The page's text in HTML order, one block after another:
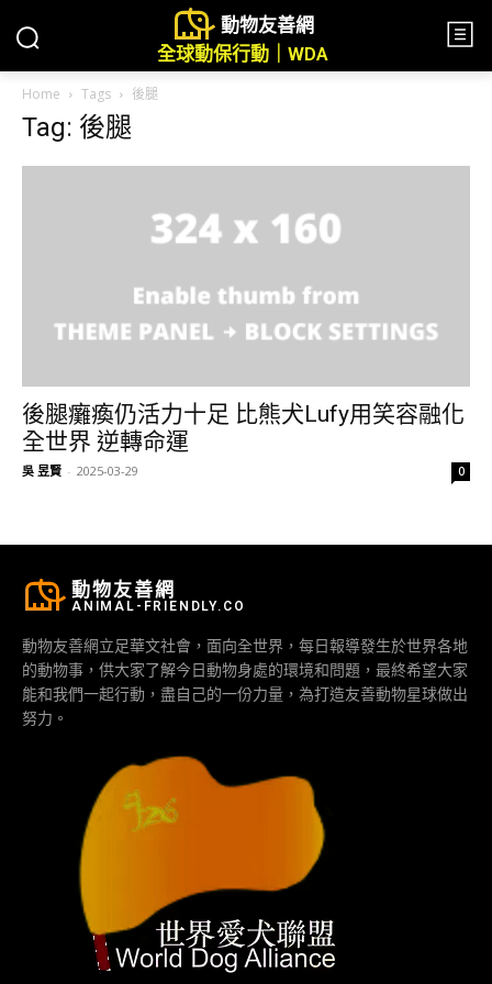
動物友善網
全球動保行動｜WDA
Home Tags 後腿
Tag: 後腿
後腿癱瘓仍活力十足 比熊犬Lufy用笑容融化
全世界 逆轉命運
吳 昱賢 - 2025-03-29 0
動物友善網
ANIMAL-FRIENDLY.CO
動物友善網立足華文社會，面向全世界，每日報導發生於世界各地
的動物事，供大家了解今日動物身處的環境和問題，最終希望大家
能和我們一起行動，盡自己的一份力量，為打造友善動物星球做出
努力。